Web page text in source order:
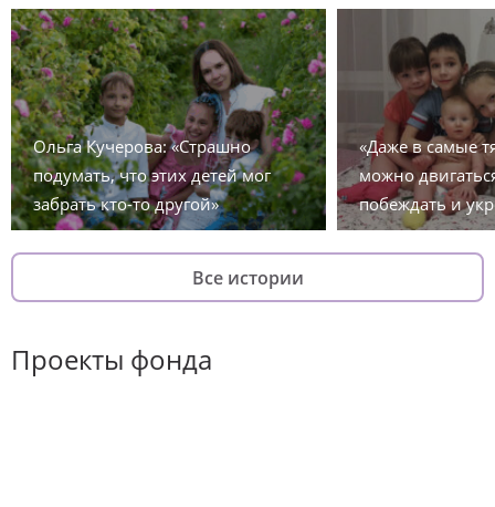
Ольга Кучерова: «Страшно
подумать, что этих детей мог
забрать кто-то другой»
«Даже в самые
можно
побеждать и
Все истории
Проекты фонда